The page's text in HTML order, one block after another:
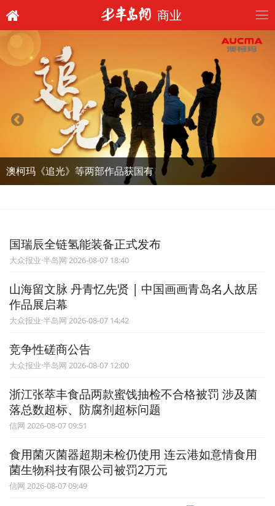
商业
澳柯玛《追光》等两部作品获国有
国瑞辰全链氢能装备正式发布
大众报业·半岛网 2026-08-07 18:40
山海留文脉 丹青忆先贤 | 中国画画青岛名人故居
作品展启幕
大众报业·半岛网 2026-08-07 14:42
竞争性磋商公告
大众报业·半岛网 2026-08-07 12:00
浙江张萃丰食品两款蜜饯抽检不合格被罚 涉及菌
落总数超标、防腐剂超标问题
信网 2026-08-07 09:51
食用菌灭菌器超期未检仍使用 连云港如意情食用
菌生物科技有限公司被罚2万元
信网 2026-08-07 09:49